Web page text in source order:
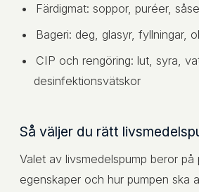
Färdigmat: soppor, puréer,
Bageri: deg, glasyr, fyllningar,
CIP och rengöring: lut, syra,
desinfektionsvätskor
Så väljer du rätt
Valet av livsmedelspump beror på
egenskaper och hur pumpen ska